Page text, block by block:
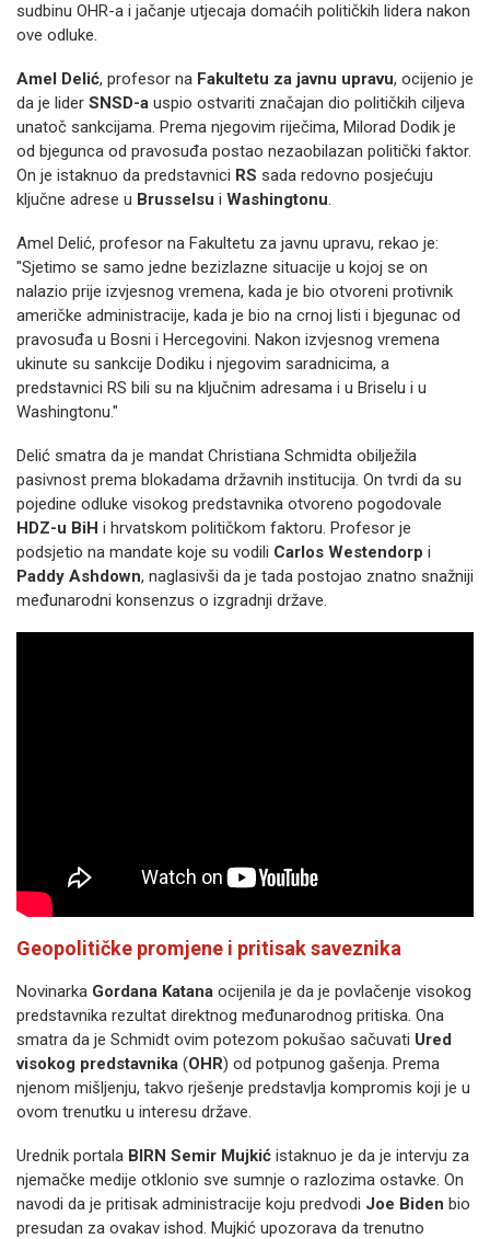
sudbinu OHR-a i jačanje utjecaja domaćih političkih lidera nakon
ove odluke.
Amel Delić, profesor na Fakultetu za javnu upravu, ocijenio je
da je lider SNSD-a uspio ostvariti značajan dio političkih ciljeva
unatoč sankcijama. Prema njegovim riječima, Milorad Dodik je
od bjegunca od pravosuđa postao nezaobilazan politički faktor.
On je istaknuo da predstavnici RS sada redovno posjećuju
ključne adrese u Brusselsu i Washingtonu.
Amel Delić, profesor na Fakultetu za javnu upravu, rekao je:
"Sjetimo se samo jedne bezizlazne situacije u kojoj se on
nalazio prije izvjesnog vremena, kada je bio otvoreni protivnik
američke administracije, kada je bio na crnoj listi i bjegunac od
pravosuđa u Bosni i Hercegovini. Nakon izvjesnog vremena
ukinute su sankcije Dodiku i njegovim saradnicima, a
predstavnici RS bili su na ključnim adresama i u Briselu i u
Washingtonu."
Delić smatra da je mandat Christiana Schmidta obilježila
pasivnost prema blokadama državnih institucija. On tvrdi da su
pojedine odluke visokog predstavnika otvoreno pogodovale
HDZ-u BiH i hrvatskom političkom faktoru. Profesor je
podsjetio na mandate koje su vodili Carlos Westendorp i
Paddy Ashdown, naglasivši da je tada postojao znatno snažniji
međunarodni konsenzus o izgradnji države.
Geopolitičke promjene i pritisak saveznika
Novinarka Gordana Katana ocijenila je da je povlačenje visokog
predstavnika rezultat direktnog međunarodnog pritiska. Ona
smatra da je Schmidt ovim potezom pokušao sačuvati Ured
visokog predstavnika (OHR) od potpunog gašenja. Prema
njenom mišljenju, takvo rješenje predstavlja kompromis koji je u
ovom trenutku u interesu države.
Urednik portala BIRN Semir Mujkić istaknuo je da je intervju za
njemačke medije otklonio sve sumnje o razlozima ostavke. On
navodi da je pritisak administracije koju predvodi Joe Biden bio
presudan za ovakav ishod. Mujkić upozorava da trenutno